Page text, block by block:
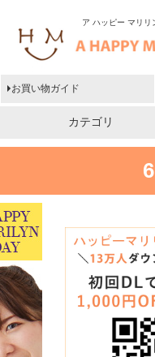
ア ハッピー マリリ
お買い物ガイド
カテゴリ